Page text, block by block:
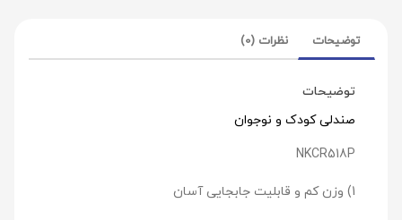
توضیحات نظرات (0)
توضیحات
صندلی کودک و نوجوان
NKCR518P
1) وزن کم و قابلیت جابجایی آسان